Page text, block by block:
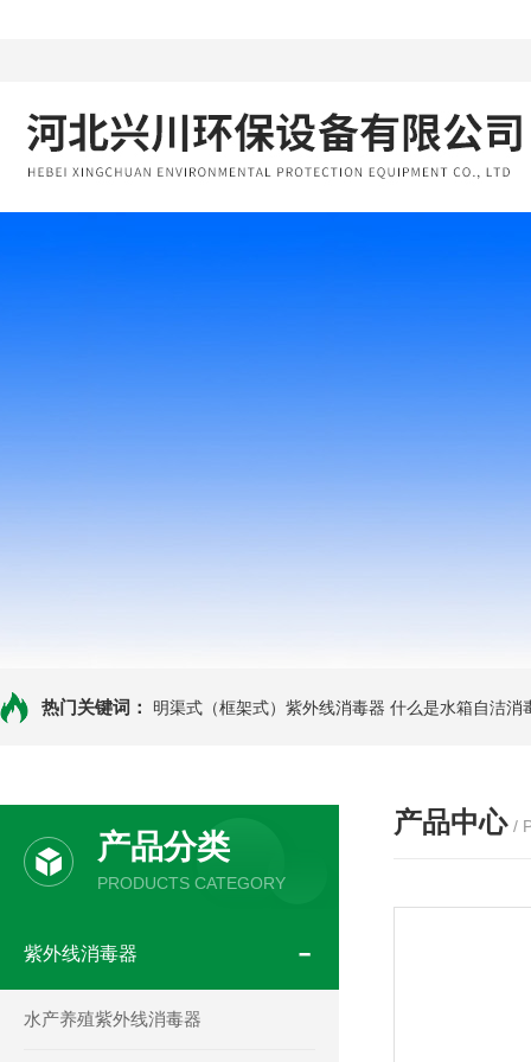
热门关键词： 明渠式（框架式）紫外线消毒器 什么是水箱自洁消
产品分类
PRODUCTS CATEGORY
紫外线消毒器
水产养殖紫外线消毒器
产品中心 /